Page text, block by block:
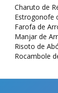
Charuto de
Estrogonofe
Farofa de
Manjar de
Risoto de
Rocambole